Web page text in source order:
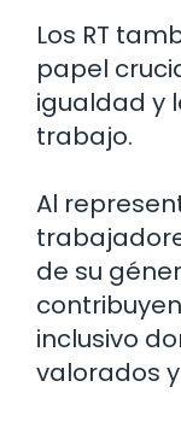
Los RT
papel
igualdad y
trabajo.
Al
de su
inclusivo
valorados